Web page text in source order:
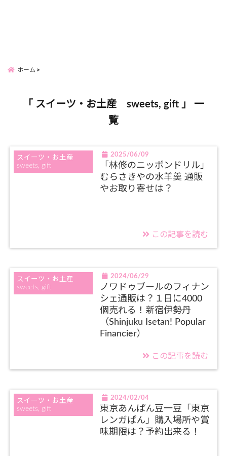
ホーム
「 スイーツ・お土産 sweets, gift 」 一
覧
スイーツ・お土産
sweets, gift
2025/06/09
「林修のニッポンドリル」
むらさきやの水羊羹 通販
やお取り寄せは？
この記事を読む
スイーツ・お土産
sweets, gift
2024/06/29
ノワドゥブールのフィナン
シェ通販は？１日に4000
個売れる！新宿伊勢丹
（Shinjuku Isetan! Popular
Financier）
この記事を読む
スイーツ・お土産
sweets, gift
2024/02/04
東京あんぱん豆一豆「東京
レンガぱん」購入場所や賞
味期限は？予約出来る！